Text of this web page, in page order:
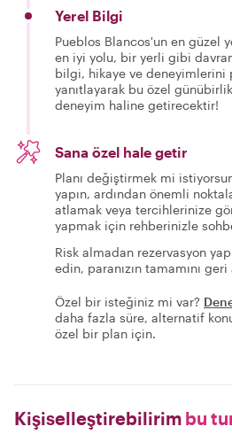
Yerel Bilgi
Pueblos Blancos'un en güzel
en iyi yolu, bir yerli gibi
bilgi, hikaye ve deneyimlerini
yanıtlayarak bu özel
deneyim haline getirecektir!
Sana özel hale getir
Planı değiştirmek mi
yapın, ardından önemli
atlamak veya tercihlerinize
yapmak için rehberinizle
Risk almadan rezervasyon
edin, paranızın tamamını geri
Özel bir isteğiniz mi var?
daha fazla süre, alternatif
özel bir plan için.
Kişiselleştirebilirim bu